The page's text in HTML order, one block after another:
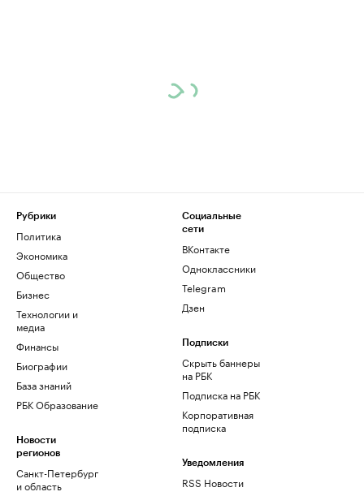
Рубрики
Политика
Экономика
Общество
Бизнес
Технологии и
медиа
Финансы
Биографии
База знаний
РБК Образование
Новости
регионов
Санкт-Петербург
и область
Социальные
сети
ВКонтакте
Одноклассники
Telegram
Дзен
Подписки
Скрыть баннеры
на РБК
Подписка на РБК
Корпоративная
подписка
Уведомления
RSS Новости